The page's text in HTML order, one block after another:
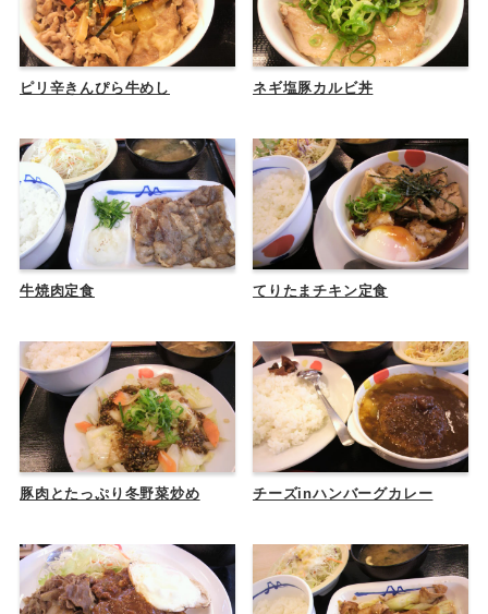
ピリ辛きんぴら牛めし ネギ塩豚カルビ丼
牛焼肉定食 てりたまチキン定食
豚肉とたっぷり冬野菜炒め チーズinハンバーグカレー